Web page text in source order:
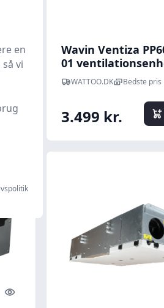
Wavin Ventiza
01
160mm, 500mm
WATTOO.DK Bedste pris
3.499 kr.
Quick look
en
vi